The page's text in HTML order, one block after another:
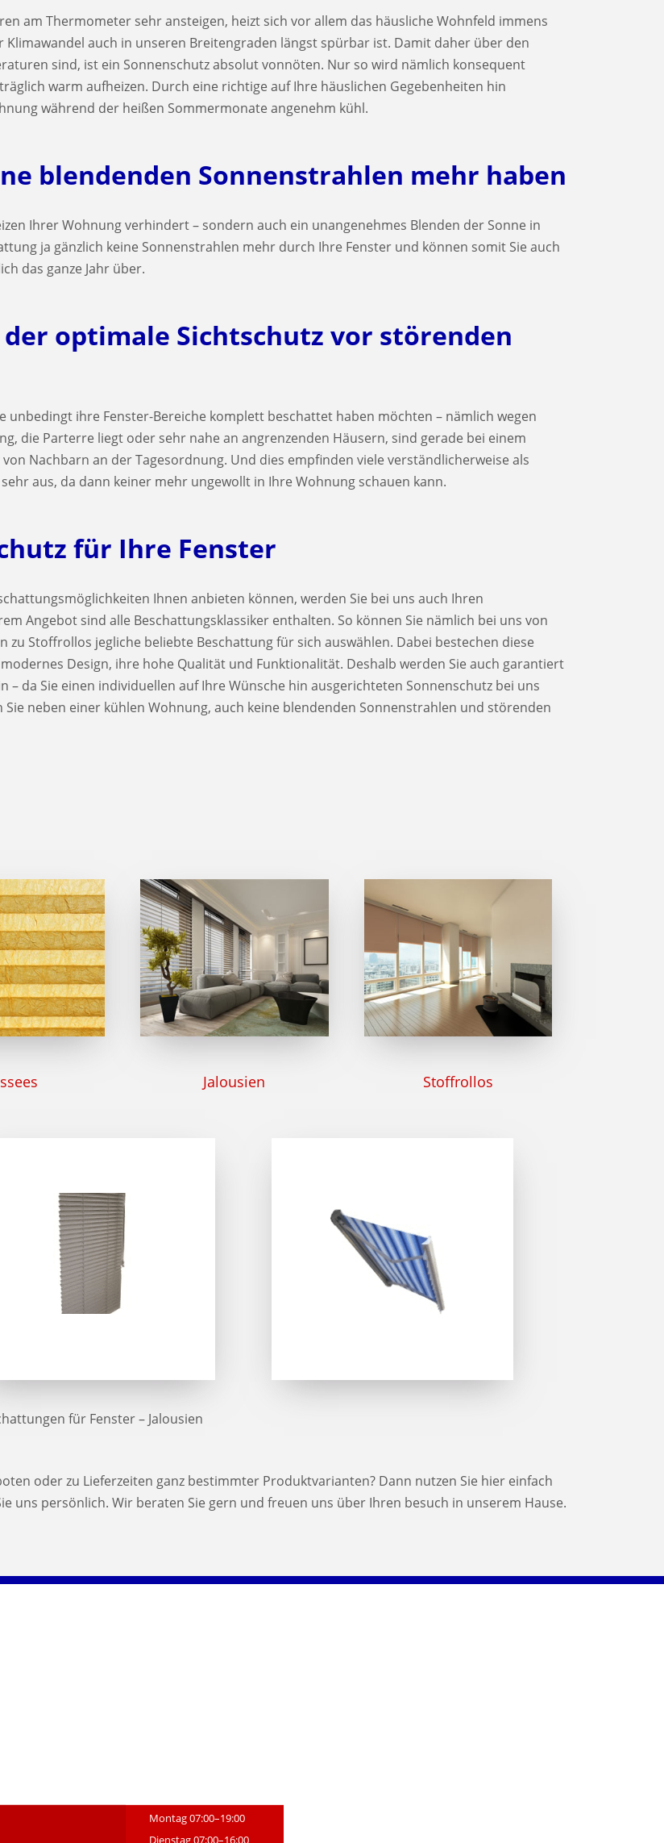
am Thermometer sehr ansteigen, heizt sich vor allem das häusliche Wohnfeld immens
Klimawandel auch in unseren Breitengraden längst spürbar ist. Damit daher über den
sind, ist ein Sonnenschutz absolut vonnöten. Nur so wird nämlich konsequent
warm aufheizen. Durch eine richtige auf Ihre häuslichen Gegebenheiten hin
während der heißen Sommermonate angenehm kühl.
blendenden Sonnenstrahlen mehr haben
Ihrer Wohnung verhindert – sondern auch ein unangenehmes Blenden der Sonne in
ja gänzlich keine Sonnenstrahlen mehr durch Ihre Fenster und können somit Sie auch
das ganze Jahr über.
optimale Sichtschutz vor störenden
unbedingt ihre Fenster-Bereiche komplett beschattet haben möchten – nämlich wegen
die Parterre liegt oder sehr nahe an angrenzenden Häusern, sind gerade bei einem
Nachbarn an der Tagesordnung. Und dies empfinden viele verständlicherweise als
aus, da dann keiner mehr ungewollt in Ihre Wohnung schauen kann.
für Ihre Fenster
Ihnen anbieten können, werden Sie bei uns auch Ihren
Angebot sind alle Beschattungsklassiker enthalten. So können Sie nämlich bei uns von
zu Stoffrollos jegliche beliebte Beschattung für sich auswählen. Dabei bestechen diese
Design, ihre hohe Qualität und Funktionalität. Deshalb werden Sie auch garantiert
da Sie einen individuellen auf Ihre Wünsche hin ausgerichteten Sonnenschutz bei uns
neben einer kühlen Wohnung, auch keine blendenden Sonnenstrahlen und störenden
Jalousien Stoffrollos
für Fenster – Jalousien
oder zu Lieferzeiten ganz bestimmter Produktvarianten? Dann nutzen Sie hier einfach
uns persönlich. Wir beraten Sie gern und freuen uns über Ihren besuch in unserem Hause.
Montag 07:00–19:00
Dienstag 07:00–16:00